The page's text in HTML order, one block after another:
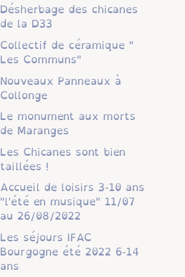
Désherbage des chicanes
de la D33
Collectif de céramique "
Les Communs"
Nouveaux Panneaux à
Collonge
Le monument aux morts
de Maranges
Les Chicanes sont bien
taillées !
Accueil de loisirs 3-10 ans
"l'été en musique" 11/07
au 26/08/2022
Les séjours IFAC
Bourgogne été 2022 6-14
ans